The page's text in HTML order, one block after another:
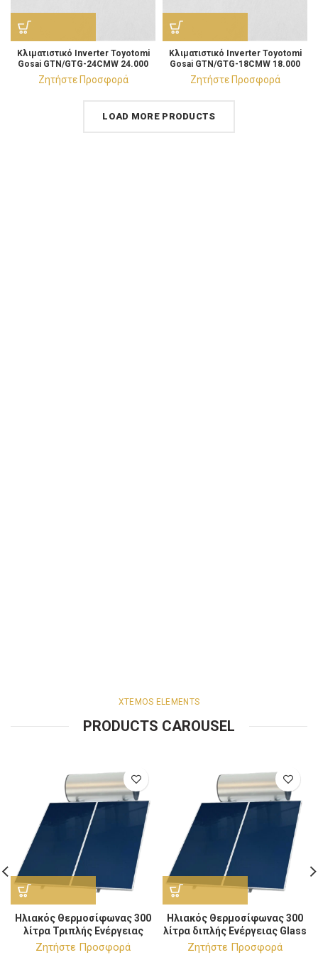
Κλιματιστικό Ιnverter Toyotomi
Gosai GTN/GTG-24CMW 24.000
BTU/h
Ζητήστε Προσφορά
Κλιματιστικό Ιnverter Toyotomi
Gosai GTN/GTG-18CMW 18.000
BTU/h
Ζητήστε Προσφορά
LOAD MORE PRODUCTS
XTEMOS ELEMENTS
PRODUCTS CAROUSEL
Ηλιακός Θερμοσίφωνας 300
λίτρα Τριπλής Ενέργειας
Glass Επιλεκτικός 4m²
Ζητήστε Προσφορά
Ηλιακός Θερμοσίφωνας 300
λίτρα διπλής Ενέργειας Glass
Επιλεκτικός 4m²
Ζητήστε Προσφορά